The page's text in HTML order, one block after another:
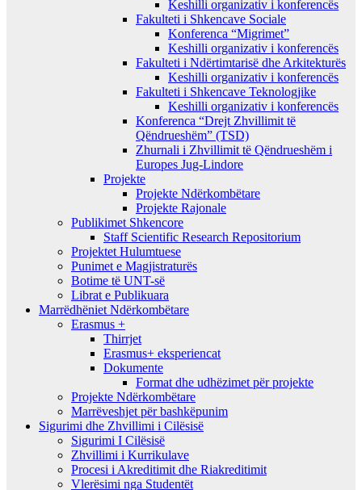
Keshilli organizativ i konferencës
Fakulteti i Shkencave Sociale
Konferenca “Migrimet”
Keshilli organizativ i konferencës
Fakulteti i Ndërtimtarisë dhe Arkitekturës
Keshilli organizativ i konferencës
Fakulteti i Shkencave Teknologjike
Keshilli organizativ i konferencës
Konferenca “Drejt Zhvillimit të
Qëndrueshëm” (TSD)
Zhurnali i Zhvillimit të Qëndrueshëm i
Europes Jug-Lindore
Projekte
Projekte Ndërkombëtare
Projekte Rajonale
Publikimet Shkencore
Staff Scientific Research Repositorium
Projektet Hulumtuese
Punimet e Magjistraturës
Botime të UNT-së
Librat e Publikuara
Marrëdhëniet Ndërkombëtare
Erasmus +
Thirrjet
Erasmus+ eksperiencat
Dokumente
Format dhe udhëzimet për projekte
Projekte Ndërkombëtare
Marrëveshjet për bashkëpunim
Sigurimi dhe Zhvillimi i Cilësisë
Sigurimi I Cilësisë
Zhvillimi i Kurrikulave
Procesi i Akreditimit dhe Riakreditimit
Vlerësimi nga Studentët